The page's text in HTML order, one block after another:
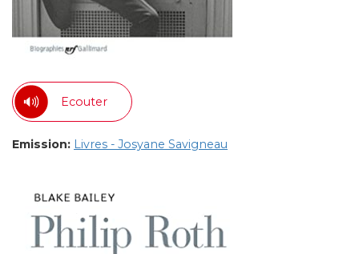
Ecouter
Emission: Livres - Josyane Savigneau